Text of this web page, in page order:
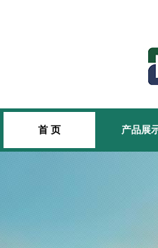
首 页 产品展